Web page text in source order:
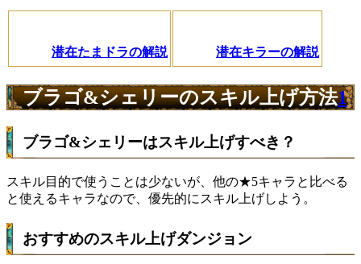
潜在たまドラの解説 潜在キラーの解説
ブラゴ&シェリーのスキル上げ方法1
ブラゴ&シェリーはスキル上げすべき？
スキル目的で使うことは少ないが、他の★5キャラと比べる
と使えるキャラなので、優先的にスキル上げしよう。
おすすめのスキル上げダンジョン